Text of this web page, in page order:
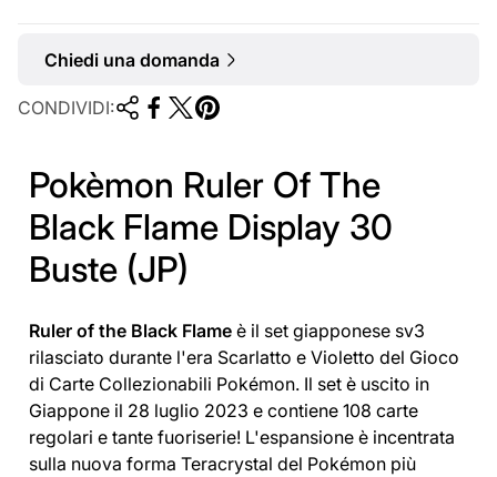
Chiedi una domanda
CONDIVIDI:
Pokèmon Ruler Of The
Black Flame Display 30
Buste (JP)
Ruler of the Black Flame è il set giapponese sv3
rilasciato durante l'era Scarlatto e Violetto del Gioco
di Carte Collezionabili Pokémon. Il set è uscito in
Giappone il 28 luglio 2023 e contiene 108 carte
regolari e tante fuoriserie! L'espansione è incentrata
sulla nuova forma Teracrystal del Pokémon più